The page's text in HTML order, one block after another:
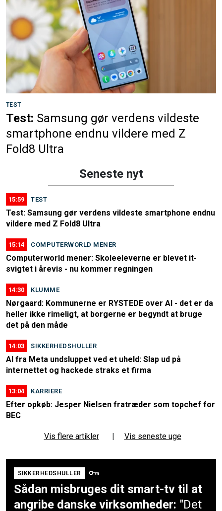
TEST
Test: Samsung gør verdens vildeste
smartphone endnu vildere med Z
Fold8 Ultra
Seneste nyt
15:59 TEST
Test: Samsung gør verdens vildeste smartphone endnu
vildere med Z Fold8 Ultra
15:14 COMPUTERWORLD MENER
Computerworld mener: Skoleeleverne er blevet it-
svigtet i årevis - nu kommer regningen
14:30 KLUMME
Nørgaard: Kommunerne er RYSTEDE over AI - det er da
heller ikke rimeligt, at borgerne er begyndt at bruge
det på den måde
14:03 SIKKERHEDSHULLER
AI fra Meta undsluppet ved et uheld: Slap ud på
internettet og hackede straks et firma
13:04 KARRIERE
Efter opkøb: Jesper Nielsen fratræder som topchef for
BEC
Vis flere artikler | Vis seneste uge
SIKKERHEDSHULLER
Sådan misbruges dit smart-tv til at
angribe danske virksomheder: "Det